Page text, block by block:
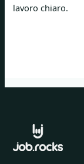
lavoro chiaro.